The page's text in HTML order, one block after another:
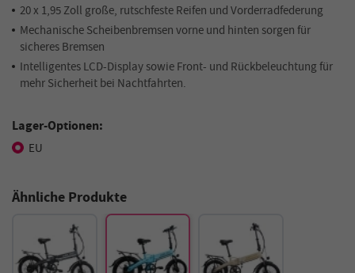
20 x 1,95 Zoll große, rutschfeste Reifen und Vorderradfederung
Mechanische Scheibenbremsen vorne und hinten sorgen für
sicheres Bremsen
Intelligentes LCD-Display sowie Front- und Rückbeleuchtung für
mehr Sicherheit bei Nachtfahrten.
Lager-Optionen:
EU
Ähnliche Produkte